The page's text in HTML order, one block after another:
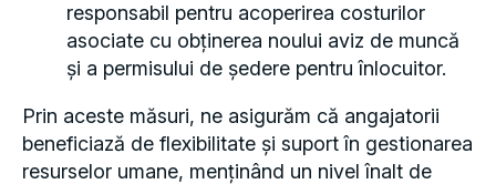
responsabil pentru acoperirea costurilor
asociate cu obținerea noului aviz de muncă
și a permisului de ședere pentru înlocuitor.
Prin aceste măsuri, ne asigurăm că angajatorii
beneficiază de flexibilitate și suport în gestionarea
resurselor umane, menținând un nivel înalt de